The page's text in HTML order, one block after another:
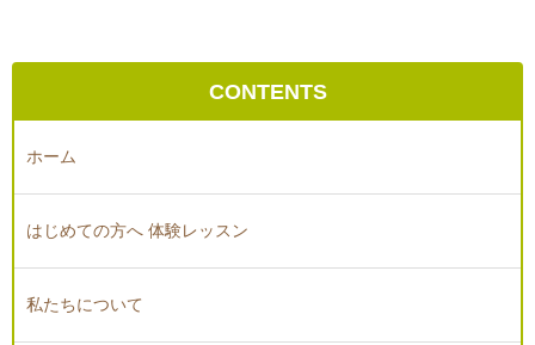
CONTENTS
ホーム
はじめての方へ 体験レッスン
私たちについて